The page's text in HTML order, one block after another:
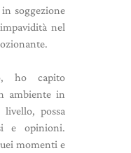
soggezione
nel
ho capito
ambiente in
possa
e opinioni.
momenti e